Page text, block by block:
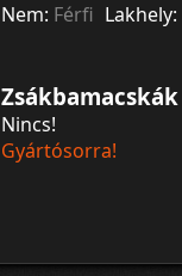
Nem: Férfi Lakhely:
Zsákbamacskák
Nincs!
Gyártósorra!